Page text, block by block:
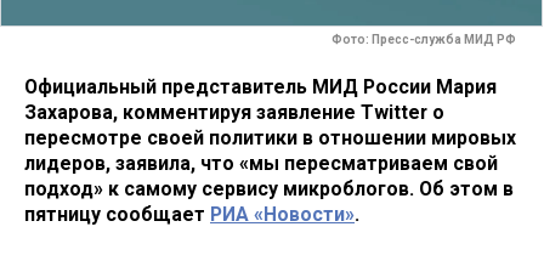
Фото: Пресс-служба МИД РФ
Официальный представитель МИД России Мария
Захарова, комментируя заявление Twitter о
пересмотре своей политики в отношении мировых
лидеров, заявила, что «мы пересматриваем свой
подход» к самому сервису микроблогов. Об этом в
пятницу сообщает РИА «Новости».